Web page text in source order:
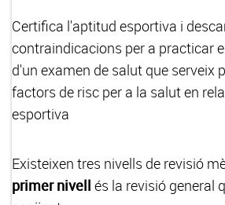
Certifica l'aptitud esportiva i
contraindicacions per a practicar
d'un examen de salut que serveix
factors de risc per a la salut en
esportiva
Existeixen tres nivells de revisió
primer nivell és la revisió general